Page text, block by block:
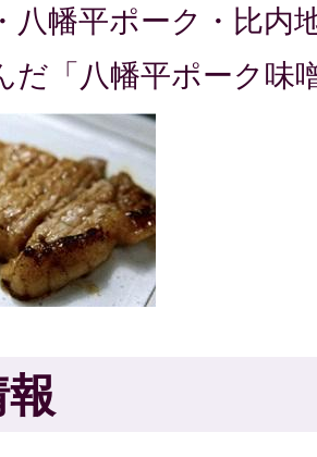
八幡平ポーク・比内
だ「八幡平ポーク味